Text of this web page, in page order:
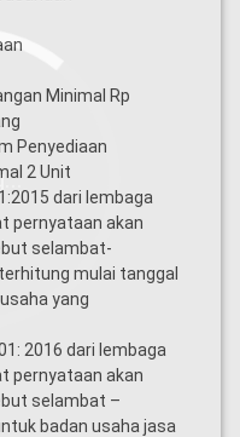
Minimal Rp
Penyediaan
2 Unit
dari lembaga
pernyataan akan
selambat-
mulai tanggal
yang
2016 dari lembaga
pernyataan akan
selambat –
badan usaha jasa